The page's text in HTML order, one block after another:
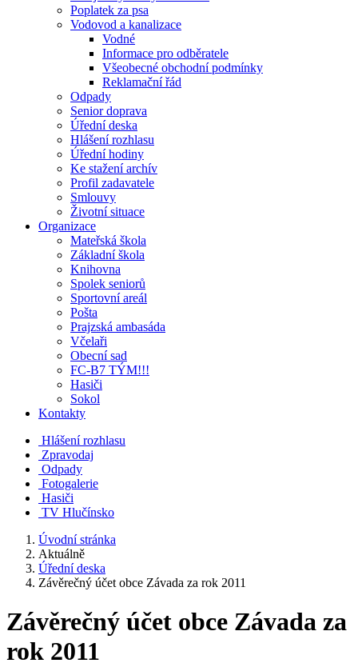
Poplatek za psa
Vodovod a kanalizace
Vodné
Informace pro odběratele
Všeobecné obchodní podmínky
Reklamační řád
Odpady
Senior doprava
Úřední deska
Hlášení rozhlasu
Úřední hodiny
Ke stažení archív
Profil zadavatele
Smlouvy
Životní situace
Organizace
Mateřská škola
Základní škola
Knihovna
Spolek seniorů
Sportovní areál
Pošta
Prajzská ambasáda
Včelaři
Obecní sad
FC-B7 TÝM!!!
Hasiči
Sokol
Kontakty
Hlášení rozhlasu
Zpravodaj
Odpady
Fotogalerie
Hasiči
TV Hlučínsko
Úvodní stránka
Aktuálně
Úřední deska
Závěrečný účet obce Závada za rok 2011
Závěrečný účet obce Závada za
rok 2011